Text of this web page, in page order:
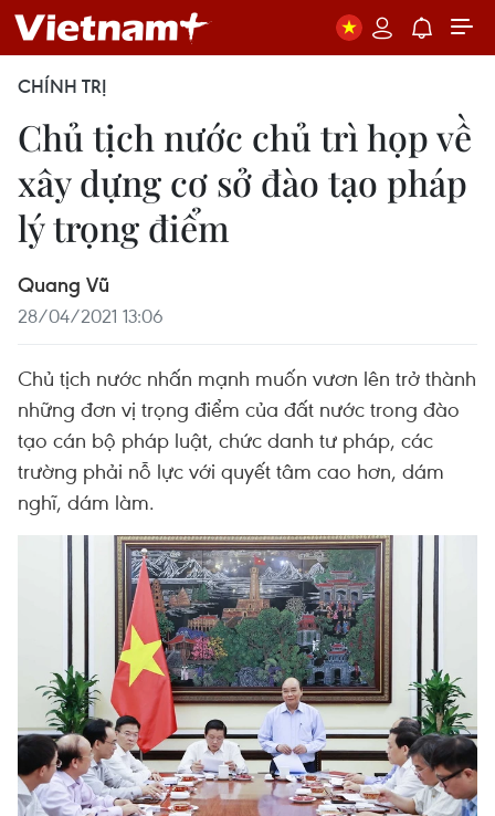
CHÍNH TRỊ
Chủ tịch nước chủ trì họp về
xây dựng cơ sở đào tạo pháp
lý trọng điểm
Quang Vũ
28/04/2021 13:06
Chủ tịch nước nhấn mạnh muốn vươn lên trở thành
những đơn vị trọng điểm của đất nước trong đào
tạo cán bộ pháp luật, chức danh tư pháp, các
trường phải nỗ lực với quyết tâm cao hơn, dám
nghĩ, dám làm.